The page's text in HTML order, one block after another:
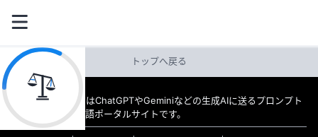
トップへ戻る
教えてAI byGMO はChatGPTやGeminiなどの生成AIに送るプロンプト
（指示文）の日本語ポータルサイトです。